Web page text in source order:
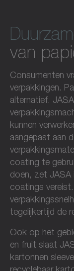
van
Consumenten
verpakkingen.
alternatief.
kunnen
aangepast aan
coating te
doen, zet JASA
coatings
tegelijkertijd de
Ook op het
en fruit slaat
kartonnen